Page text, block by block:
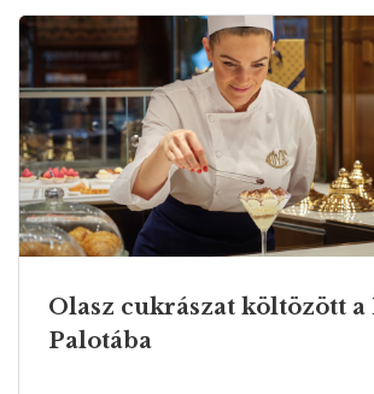
Olasz cukrászat költözött
Palotába